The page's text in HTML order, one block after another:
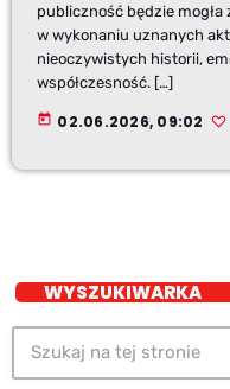
publiczność będzie
w wykonaniu uznanych
nieoczywistych historii,
współczesność. […]
today 02.06.2026, 09:02
WYSZUKIWARKA